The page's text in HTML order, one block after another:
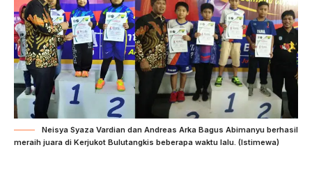
Neisya Syaza Vardian dan Andreas Arka Bagus Abimanyu berhasil
meraih juara di Kerjukot Bulutangkis beberapa waktu lalu. (Istimewa)